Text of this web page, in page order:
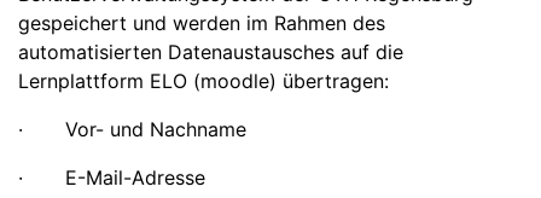
gespeichert und werden im Rahmen des
automatisierten Datenaustausches auf die
Lernplattform ELO (moodle) übertragen:
· Vor- und Nachname
· E-Mail-Adresse